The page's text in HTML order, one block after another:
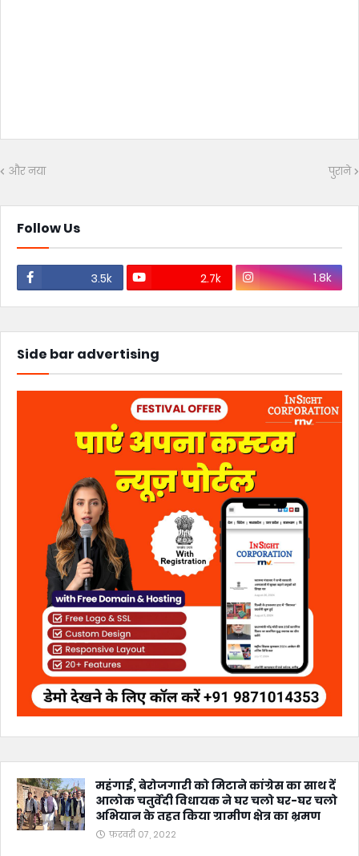
और नया पुराने
Follow Us
3.5k 2.7k 1.8k
Side bar advertising
महंगाई, बेरोजगारी को मिटाने कांग्रेस का साथ दें
आलोक चतुर्वेदी विधायक ने घर चलो घर-घर चलो
अभियान के तहत किया ग्रामीण क्षेत्र का भ्रमण
फ़रवरी 07, 2022